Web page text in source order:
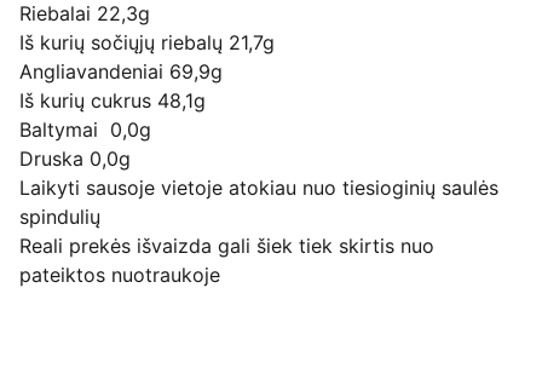
Riebalai 22,3g
Iš kurių sočiųjų riebalų 21,7g
Angliavandeniai 69,9g
Iš kurių cukrus 48,1g
Baltymai 0,0g
Druska 0,0g
Laikyti sausoje vietoje atokiau nuo tiesioginių saulės
spindulių
Reali prekės išvaizda gali šiek tiek skirtis nuo
pateiktos nuotraukoje